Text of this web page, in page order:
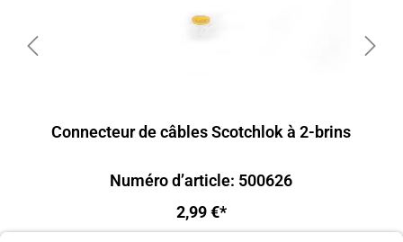
Connecteur de câbles Scotchlok à 2-brins
Numéro d’article: 500626
2,99 €*